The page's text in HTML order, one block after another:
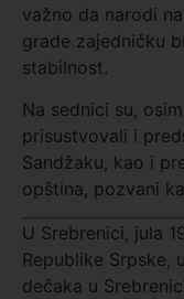
važno da narodi
grade zajedničku
stabilnost.
Na sednici su,
prisustvovali i
Sandžaku, kao i
opština, pozvani
U Srebrenici, jula
Republike Srpske,
dečaka u